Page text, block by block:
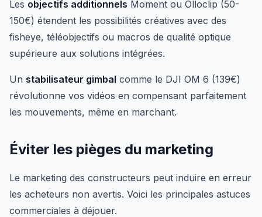
Les objectifs additionnels Moment ou Olloclip (50-
150€) étendent les possibilités créatives avec des
fisheye, téléobjectifs ou macros de qualité optique
supérieure aux solutions intégrées.
Un stabilisateur gimbal comme le DJI OM 6 (139€)
révolutionne vos vidéos en compensant parfaitement
les mouvements, même en marchant.
Éviter les pièges du marketing
Le marketing des constructeurs peut induire en erreur
les acheteurs non avertis. Voici les principales astuces
commerciales à déjouer.